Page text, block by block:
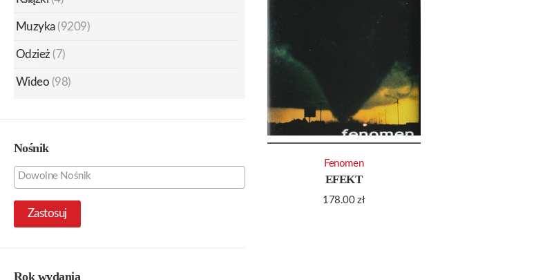
EFEKT
178.00zł
Fenomen
Muzyka (9209)
Odzież (7)
Wideo (98)
Nośnik
Zastosuj
Rok wydania